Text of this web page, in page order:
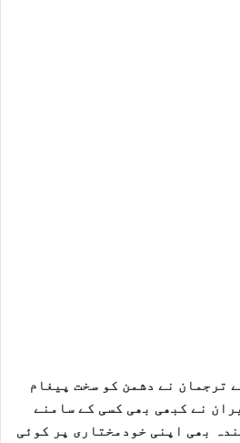
ترجمان نے دشمن کو سخت پیغام
نے کبھی بھی کسی کے سامنے
بھی اپنی خودمختاری پر کوئی